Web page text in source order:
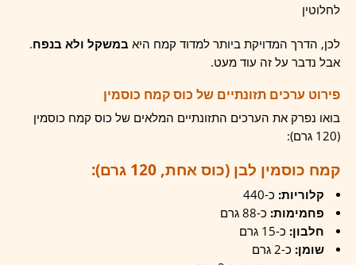
לחלוטין
לכן, הדרך המדויקת ביותר למדוד קמח היא במשקל ולא בנפח.
אבל נדבר על זה עוד מעט.
פירוט ערכים תזונתיים של כוס קמח כוסמין
בואו נפרק את הערכים התזונתיים המלאים של כוס קמח כוסמין
(120 גרם):
קמח כוסמין לבן (כוס אחת, 120 גרם):
קלוריות: כ-440
פחמימות: כ-88 גרם
חלבון: כ-15 גרם
שומן: כ-2 גרם